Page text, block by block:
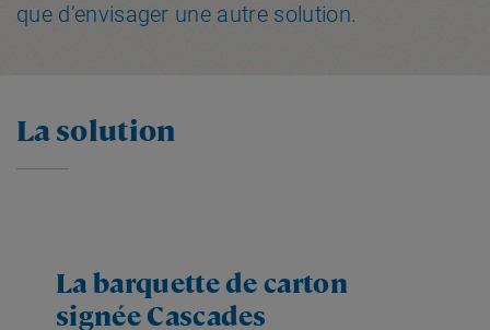
que d’envisager une autre solution.
La solution
La barquette de carton
signée Cascades